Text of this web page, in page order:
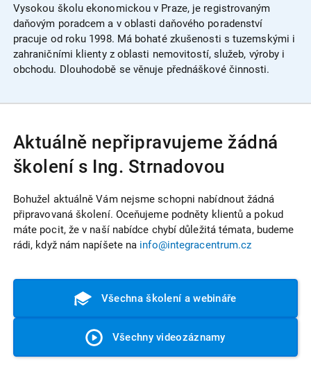
Vysokou školu ekonomickou v Praze, je registrovaným
daňovým poradcem a v oblasti daňového poradenství
pracuje od roku 1998. Má bohaté zkušenosti s tuzemskými i
zahraničními klienty z oblasti nemovitostí, služeb, výroby i
obchodu. Dlouhodobě se věnuje přednáškové činnosti.
Aktuálně nepřipravujeme žádná
školení s Ing. Strnadovou
Bohužel aktuálně Vám nejsme schopni nabídnout žádná
připravovaná školení. Oceňujeme podněty klientů a pokud
máte pocit, že v naší nabídce chybí důležitá témata, budeme
rádi, když nám napíšete na info@integracentrum.cz
Všechna školení a webináře
Všechny videozáznamy